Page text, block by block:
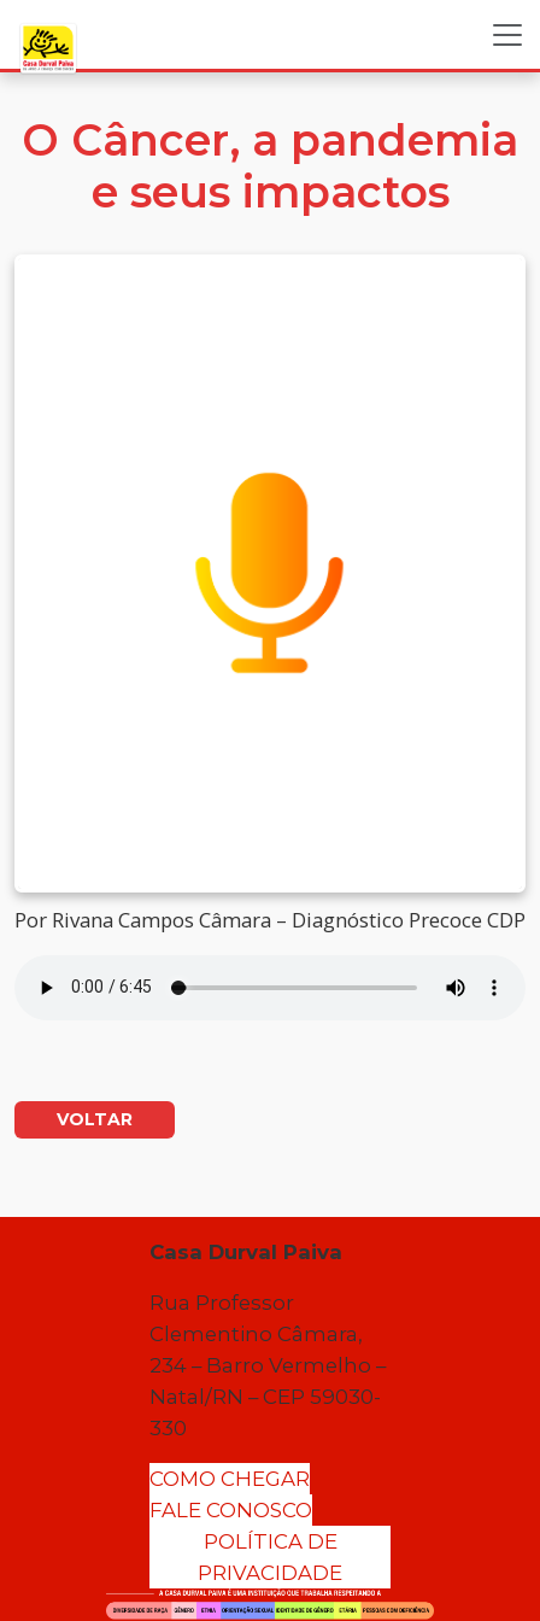
O Câncer, a pandemia
e seus impactos
Por Rivana Campos Câmara – Diagnóstico Precoce CDP
VOLTAR
Casa Durval Paiva
Rua Professor
Clementino Câmara,
234 – Barro Vermelho –
Natal/RN – CEP 59030-
330
COMO CHEGAR
FALE CONOSCO
POLÍTICA DE
PRIVACIDADE